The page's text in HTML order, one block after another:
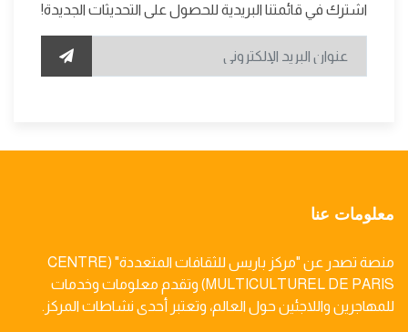
اشترك في قائمتنا البريدية للحصول على التحديثات الجديدة!
معلومات عنا
منصة تصدر عن "مركز باريس للثقافات المتعددة" (CENTRE
MULTICULTUREL DE PARIS) وتقدم معلومات وخدمات
للمهاجرين واللاجئين حول العالم، وتعتبر أحدى نشاطات المركز.